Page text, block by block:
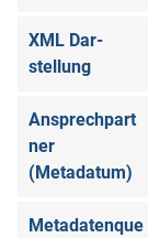
XML Dar­
stellung
Ansprechpart
ner
(Metadatum)
Metadatenque